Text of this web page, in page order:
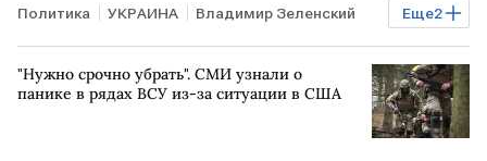
Еще2
Политика УКРАИНА Владимир Зеленский
переговоры РОССИЯ
"Нужно срочно убрать". СМИ узнали о
панике в рядах ВСУ из-за ситуации в США